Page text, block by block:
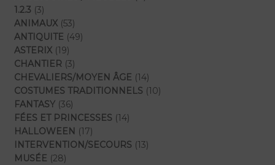
1.2.3 33
produits
ANIMAUX 5353
produits
ANTIQUITE 4949
ASTERIX 1919
produits
CHANTIER 33
produits
CHEVALIERS/MOYEN ÂGE 1414
produits
COSTUMES TRADITIONNELS 1010
FANTASY 3636
produits
FÉES ET PRINCESSES 1414
HALLOWEEN 1717
produits
INTERVENTION/SECOURS 1313
MUSÉE 2828